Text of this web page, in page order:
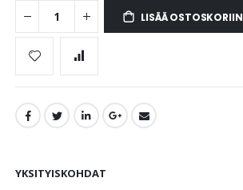
LISÄÄ OSTOSKORIIN
YKSITYISKOHDAT